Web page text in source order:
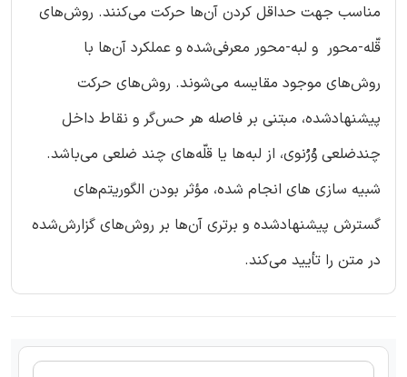
مناسب جهت حداقل کردن آن‌ها حرکت می‌کنند. روش‌های
قّله-محور و لبه-محور معرفی‌شده و عملکرد آن‌ها با
روش‌های موجود مقایسه می‌شوند. روش‌های حرکت
پیشنهادشده، مبتنی بر فاصله هر حس‌گر و نقاط داخل
چندضلعی وُرُنوی، از لبه‌ها یا قلّه‌های چند ضلعی می‌باشد.
شبیه‌ سازی‌ های انجام‌ شده، مؤثر بودن الگوریتم‌های
گسترش پیشنهادشده و برتری آن‌ها بر روش‌های گزارش‌شده
در متن را تأیید می‌کند.